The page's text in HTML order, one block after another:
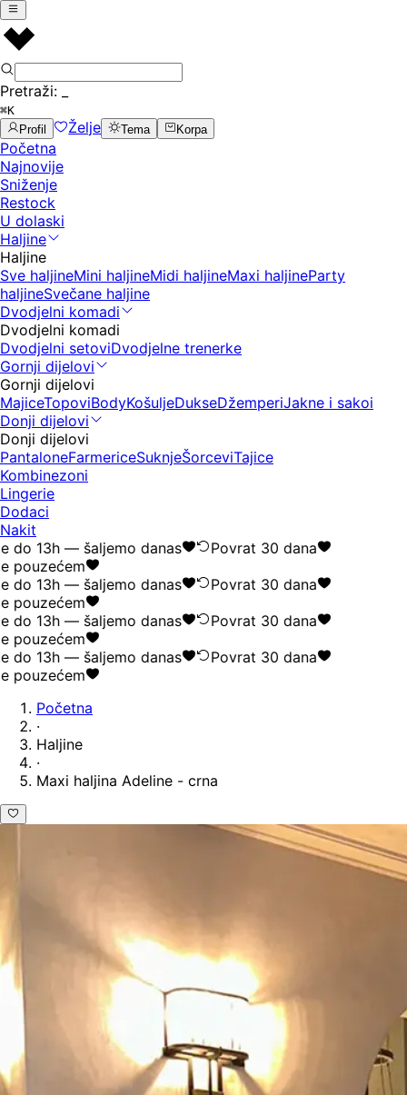
Pretraži:
⌘K
Profil
Želje Tema Korpa
Početna
Najnovije
Sniženje
Restock
U dolaski
Haljine
Haljine
Sve haljineMini haljineMidi haljineMaxi haljineParty
haljineSvečane haljine
Dvodjelni komadi
Dvodjelni komadi
Dvodjelni setoviDvodjelne trenerke
Gornji dijelovi
Gornji dijelovi
MajiceTopoviBodyKošuljeDukseDžemperiJakne i sakoi
Donji dijelovi
Donji dijelovi
PantaloneFarmericeSuknjeŠorceviTajice
Kombinezoni
Lingerie
Dodaci
Nakit
do 13h — šaljemo danas
Povrat 30 dana
pouzećem
do 13h — šaljemo danas
Povrat 30 dana
pouzećem
do 13h — šaljemo danas
Povrat 30 dana
pouzećem
do 13h — šaljemo danas
Povrat 30 dana
pouzećem
Početna
·
Haljine
·
Maxi haljina Adeline - crna